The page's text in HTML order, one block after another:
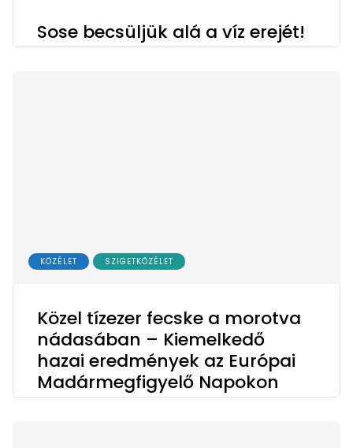
Sose becsüljük alá a víz erejét!
KÖZÉLET SZIGETKÖZÉLET
Közel tízezer fecske a morotva
nádasában – Kiemelkedő
hazai eredmények az Európai
Madármegfigyelő Napokon